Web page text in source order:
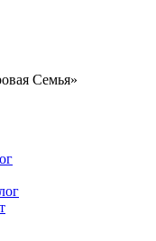
Семья»